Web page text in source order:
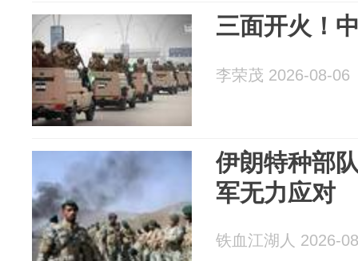
三面开火！
李荣茂 2026-08-06
伊朗特种部
军无力应对
铁血江湖人 2026-